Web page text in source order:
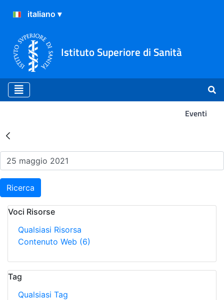
Istituto Superiore di Sanità
Eventi
Risultati della Ricerca -
Ricerca
Voci Risorse
Qualsiasi Risorsa
Contenuto Web (6)
Tag
Qualsiasi Tag